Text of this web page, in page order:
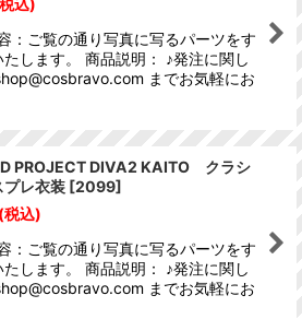
込)
：ご覧の通り写真に写るパーツをす
します。 商品説明： ♪発注に関し
までお気軽にお
PROJECT DIVA2 KAITO クラシ
レ衣装 [2099]
(税込)
：ご覧の通り写真に写るパーツをす
します。 商品説明： ♪発注に関し
までお気軽にお